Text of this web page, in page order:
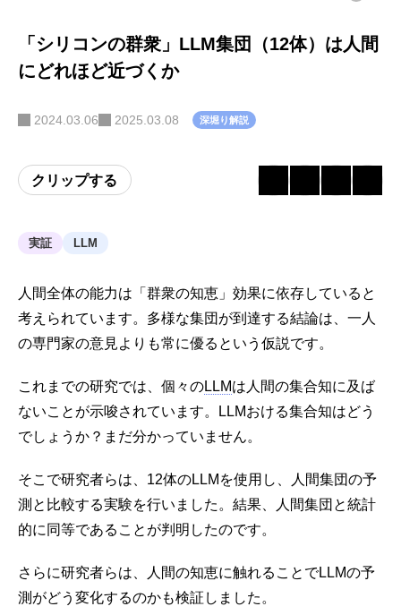
「シリコンの群衆」LLM集団（12体）は人間
にどれほど近づくか
2024.03.06 2025.03.08 深堀り解説
クリップする
実証 LLM
人間全体の能力は「群衆の知恵」効果に依存していると
考えられています。多様な集団が到達する結論は、一人
の専門家の意見よりも常に優るという仮説です。
これまでの研究では、個々のLLMは人間の集合知に及ば
ないことが示唆されています。LLMおける集合知はどう
でしょうか？まだ分かっていません。
そこで研究者らは、12体のLLMを使用し、人間集団の予
測と比較する実験を行いました。結果、人間集団と統計
的に同等であることが判明したのです。
さらに研究者らは、人間の知恵に触れることでLLMの予
測がどう変化するのかも検証しました。